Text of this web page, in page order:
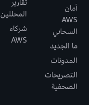
أمان
AWS
السحابي
ما الجديد
المدونات
التصريحات
الصحفية
تقارير
المحللين
شركاء
AWS